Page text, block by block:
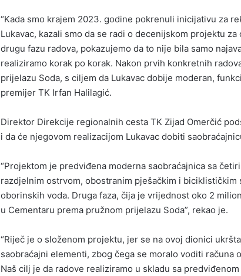
“Kada smo krajem 2023. godine pokrenuli inicijativu za
Lukavac, kazali smo da se radi o decenijskom projektu
drugu fazu radova, pokazujemo da to nije bila samo
realiziramo korak po korak. Nakon prvih konkretnih
prijelazu Soda, s ciljem da Lukavac dobije moderan,
premijer TK Irfan Halilagić.
Direktor Direkcije regionalnih cesta TK Zijad Omerčić
i da će njegovom realizacijom Lukavac dobiti
“Projektom je predviđena moderna saobraćajnica sa
razdjelnim ostrvom, obostranim pješačkim i
oborinskih voda. Druga faza, čija je vrijednost oko 2
u Cementaru prema pružnom prijelazu Soda”, rekao je.
“Riječ je o složenom projektu, jer se na ovoj dionici
saobraćajni elementi, zbog čega se moralo voditi računa
Naš cilj je da radove realiziramo u skladu sa